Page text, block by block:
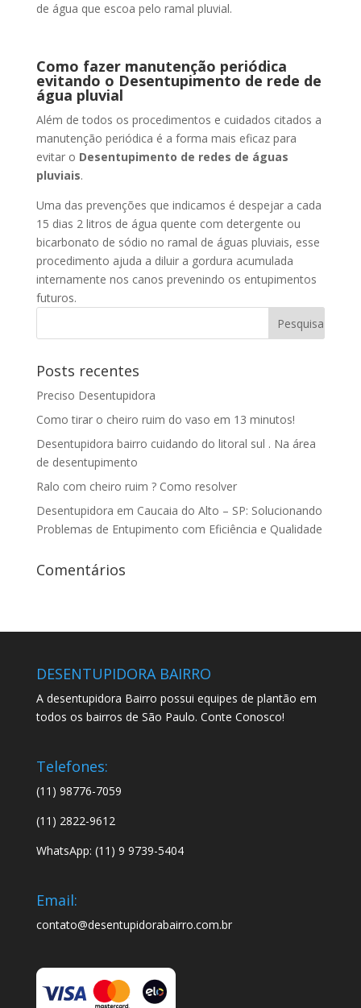
de água que escoa pelo ramal pluvial.
Como fazer manutenção periódica
evitando o Desentupimento de rede de
água pluvial
Além de todos os procedimentos e cuidados citados a
manutenção periódica é a forma mais eficaz para
evitar o Desentupimento de redes de águas
pluviais.
Uma das prevenções que indicamos é despejar a cada
15 dias 2 litros de água quente com detergente ou
bicarbonato de sódio no ramal de águas pluviais, esse
procedimento ajuda a diluir a gordura acumulada
internamente nos canos prevenindo os entupimentos
futuros.
Posts recentes
Preciso Desentupidora
Como tirar o cheiro ruim do vaso em 13 minutos!
Desentupidora bairro cuidando do litoral sul . Na área
de desentupimento
Ralo com cheiro ruim ? Como resolver
Desentupidora em Caucaia do Alto – SP: Solucionando
Problemas de Entupimento com Eficiência e Qualidade
Comentários
DESENTUPIDORA BAIRRO
A desentupidora Bairro possui equipes de plantão em
todos os bairros de São Paulo. Conte Conosco!
Telefones:
(11) 98776-7059
(11) 2822-9612
WhatsApp: (11) 9 9739-5404
Email:
contato@desentupidorabairro.com.br